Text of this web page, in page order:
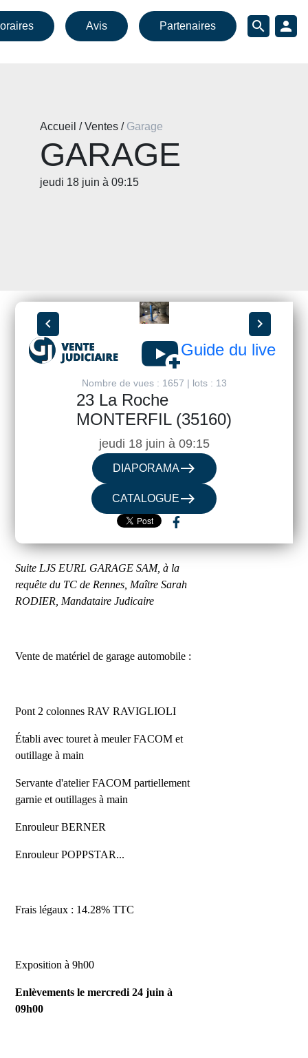
Avis Partenaires search person
Accueil / Ventes / Garage
GARAGE
jeudi 18 juin à 09:15
chevron_left chevron_right
youtube_activityGuide du live
Nombre de vues : 1657 | lots : 13
23 La Roche
MONTERFIL (35160)
jeudi 18 juin à 09:15
DIAPORAMAeast
CATALOGUEeast
Suite LJS EURL GARAGE SAM, à la
requête du TC de Rennes, Maître Sarah
RODIER, Mandataire Judicaire
Vente de matériel de garage automobile :
Pont 2 colonnes RAV RAVIGLIOLI
Établi avec touret à meuler FACOM et
outillage à main
Servante d'atelier FACOM partiellement
garnie et outillages à main
Enrouleur BERNER
Enrouleur POPPSTAR...
Frais légaux : 14.28% TTC
Exposition à 9h00
Enlèvements le mercredi 24 juin à
09h00